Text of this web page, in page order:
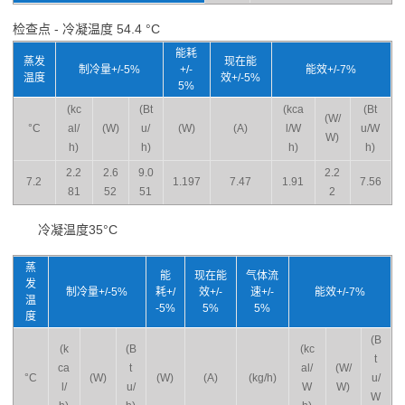
检查点 - 冷凝温度 54.4 °C
蒸发
温度
制冷量+/-5%
能耗
+/-
5%
现在能
效+/-5%
能效+/-7%
°C
(kc
al/
h)
(W)
(Bt
u/
h)
(W) (A)
(kca
l/W
h)
(W/
W)
(Bt
u/W
h)
7.2
2.2
81
2.6
52
9.0
51
1.197 7.47 1.91
2.2
2
7.56
冷凝温度35°C
蒸
发
温
度
制冷量+/-5%
能
耗+/
-5%
现在能
效+/-
5%
气体流
速+/-
5%
能效+/-7%
°C
(k
ca
l/
(W)
(B
t
u/
(W) (A) (kg/h)
(kc
al/
W
(W/
W)
(B
t
u/
W